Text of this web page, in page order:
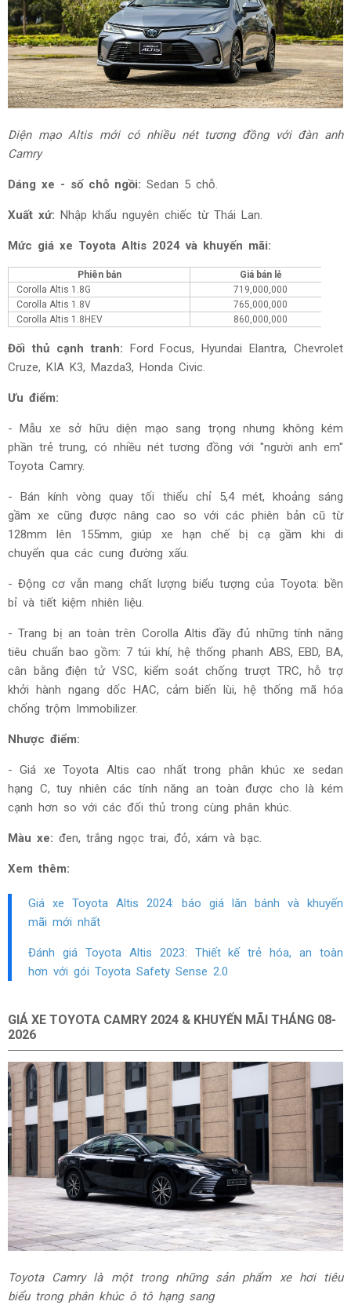
Diện mạo Altis mới có nhiều nét tương đồng với đàn anh
Camry
Dáng xe - số chỗ ngồi: Sedan 5 chỗ.
Xuất xứ: Nhập khẩu nguyên chiếc từ Thái Lan.
Mức giá xe Toyota Altis 2024 và khuyến mãi:
Phiên bản
Giá bán lẻ
Corolla Altis 1.8G
719,000,000
Corolla Altis 1.8V
765,000,000
Corolla Altis 1.8HEV
860,000,000
Đối thủ cạnh tranh: Ford Focus, Hyundai Elantra, Chevrolet
Cruze, KIA K3, Mazda3, Honda Civic.
Ưu điểm:
- Mẫu xe sở hữu diện mạo sang trọng nhưng không kém
phần trẻ trung, có nhiều nét tương đồng với "người anh em"
Toyota Camry.
- Bán kính vòng quay tối thiểu chỉ 5,4 mét, khoảng sáng
gầm xe cũng được nâng cao so với các phiên bản cũ từ
128mm lên 155mm, giúp xe hạn chế bị cạ gầm khi di
chuyển qua các cung đường xấu.
- Động cơ vẫn mang chất lượng biểu tượng của Toyota: bền
bỉ và tiết kiệm nhiên liệu.
- Trang bị an toàn trên Corolla Altis đầy đủ những tính năng
tiêu chuẩn bao gồm: 7 túi khí, hệ thống phanh ABS, EBD, BA,
cân bằng điện tử VSC, kiểm soát chống trượt TRC, hỗ trợ
khởi hành ngang dốc HAC, cảm biến lùi, hệ thống mã hóa
chống trộm Immobilizer.
Nhược điểm:
- Giá xe Toyota Altis cao nhất trong phân khúc xe sedan
hạng C, tuy nhiên các tính năng an toàn được cho là kém
cạnh hơn so với các đối thủ trong cùng phân khúc.
Màu xe: đen, trắng ngọc trai, đỏ, xám và bạc.
Xem thêm:
Giá xe Toyota Altis
2024: báo giá lăn bánh và khuyến
mãi mới nhất
Đánh giá Toyota Altis 2023: Thiết kế trẻ hóa, an toàn
hơn với gói Toyota Safety Sense 2.0
GIÁ XE TOYOTA CAMRY 2024 & KHUYẾN MÃI THÁNG 08-
2026
Toyota Camry là một trong những sản phẩm xe hơi tiêu
biểu trong phân khúc ô tô hạng sang